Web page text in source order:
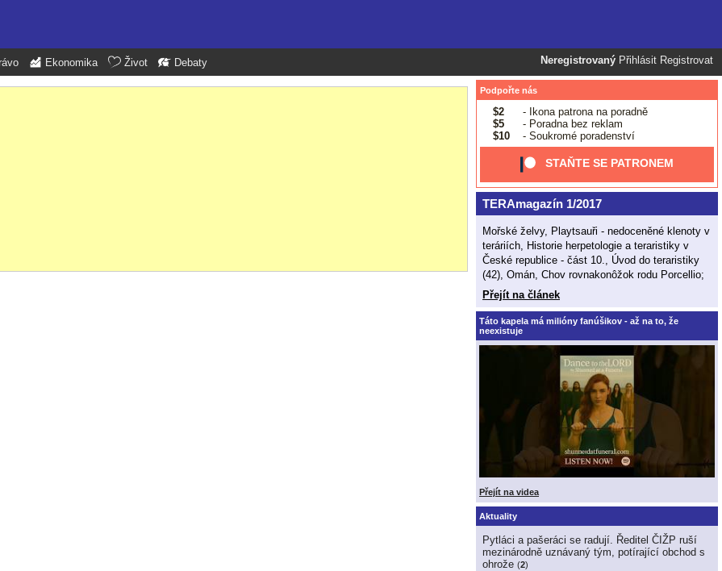
Neregistrovaný Přihlásit Registrovat
Ekonomika Život Debaty
Podpořte nás
$2
- Ikona patrona na poradně
$5
- Poradna bez reklam
$10
- Soukromé poradenství
STAŇTE SE PATRONEM
TERAmagazín 1/2017
Mořské želvy, Playtsauři - nedoceněné klenoty v
teráriích, Historie herpetologie a teraristiky v
České republice - část 10., Úvod do teraristiky
(42), Omán, Chov rovnakonôžok rodu Porcellio;
Přejít na článek
Táto kapela má milióny fanúšikov - až na to, že
neexistuje
Přejít na videa
Aktuality
Pytláci a pašeráci se radují. Ředitel ČIŽP ruší
mezinárodně uznávaný tým, potírající obchod s
ohrože (2)